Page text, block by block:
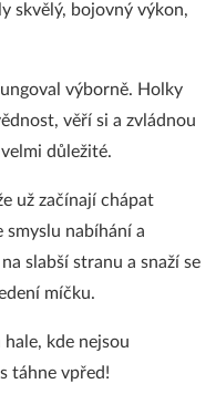
skvělý, bojovný výkon,
výborně. Holky
věří si a zvládnou
důležité.
už začínají chápat
smyslu nabíhání a
slabší stranu a snaží se
míčku.
kde nejsou
táhne vpřed!